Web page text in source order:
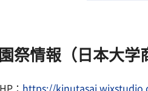
祭情報（日本大学
：
https://